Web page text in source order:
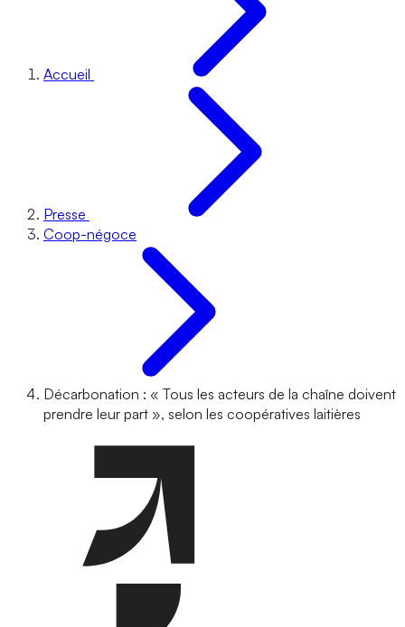
Accueil
Presse
Coop-négoce
Décarbonation : « Tous les acteurs de la chaîne doivent
prendre leur part », selon les coopératives laitières